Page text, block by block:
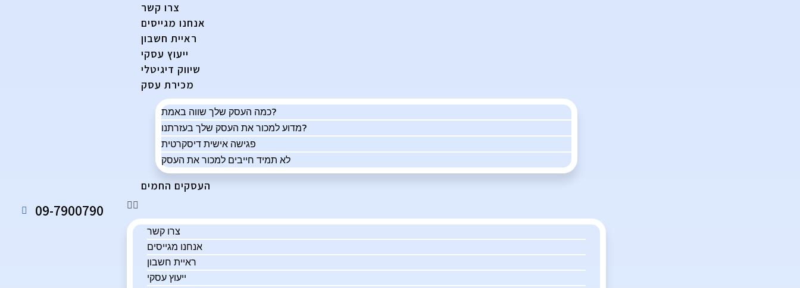
09-7900790
צרו קשר
אנחנו מגייסים
ראיית חשבון
ייעוץ עסקי
שיווק דיגיטלי
מכירת עסק
כמה העסק שלך שווה באמת?
מדוע למכור את העסק שלך בעזרתנו?
פגישה אישית דיסקרטית
לא תמיד חייבים למכור את העסק
העסקים החמים
צרו קשר
אנחנו מגייסים
ראיית חשבון
ייעוץ עסקי